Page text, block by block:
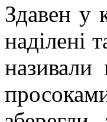
Здавен у
наділені